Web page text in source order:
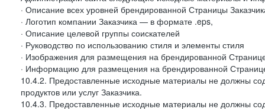
· Описание всех уровней брендированной Страницы
· Логотип компании Заказчика — в формате .eps,
· Описание целевой группы соискателей
· Руководство по использованию стиля и элементы стиля
· Изображения для размещения на брендированной
· Информацию для размещения на брендированной
10.4.2. Предоставленные исходные материалы не должны
продуктов или услуг Заказчика.
10.4.3. Предоставленные исходные материалы не должны